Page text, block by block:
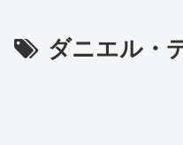
ダニエル・